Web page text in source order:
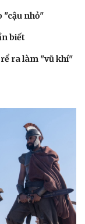
"cậu nhỏ"
biết
ra làm "vũ khí"